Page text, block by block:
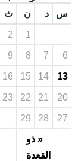
س د ن ث
« ذو
القعدة
1
2
6
7
8
9
13
14
15
16
20
21
22
23
27
28
29